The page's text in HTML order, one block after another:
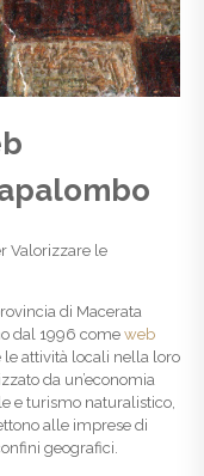
Valorizzare le
di Macerata
dal 1996 come web
le attività locali nella loro
da un’economia
e turismo naturalistico,
alle imprese di
geografici.